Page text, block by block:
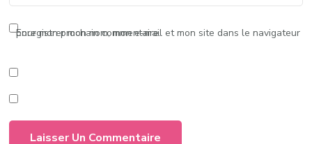
Enregistrer mon nom, mon e-mail et mon site dans le navigateur pour mon prochain commentaire.